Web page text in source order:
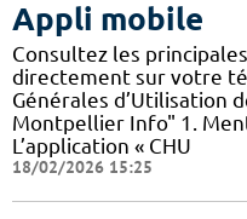
Appli mobile
Consultez les
directement sur votre
Générales d’Utilisation
Montpellier Info" 1.
L’application « CHU
18/02/2026 15:25